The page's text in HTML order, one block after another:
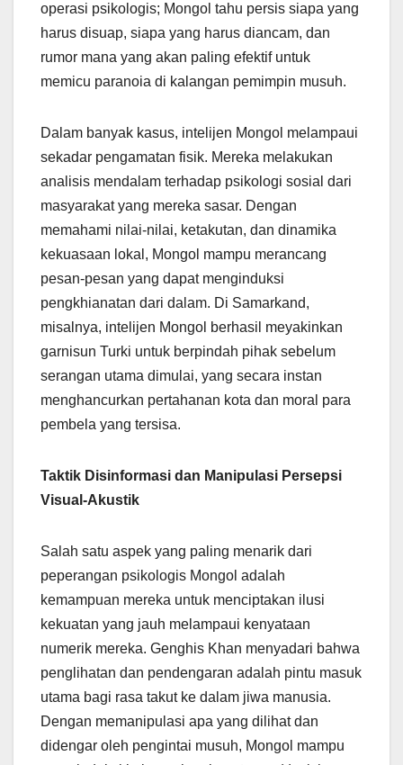
operasi psikologis; Mongol tahu persis siapa yang
harus disuap, siapa yang harus diancam, dan
rumor mana yang akan paling efektif untuk
memicu paranoia di kalangan pemimpin musuh.
Dalam banyak kasus, intelijen Mongol melampaui
sekadar pengamatan fisik. Mereka melakukan
analisis mendalam terhadap psikologi sosial dari
masyarakat yang mereka sasar. Dengan
memahami nilai-nilai, ketakutan, dan dinamika
kekuasaan lokal, Mongol mampu merancang
pesan-pesan yang dapat menginduksi
pengkhianatan dari dalam. Di Samarkand,
misalnya, intelijen Mongol berhasil meyakinkan
garnisun Turki untuk berpindah pihak sebelum
serangan utama dimulai, yang secara instan
menghancurkan pertahanan kota dan moral para
pembela yang tersisa.
Taktik Disinformasi dan Manipulasi Persepsi
Visual-Akustik
Salah satu aspek yang paling menarik dari
peperangan psikologis Mongol adalah
kemampuan mereka untuk menciptakan ilusi
kekuatan yang jauh melampaui kenyataan
numerik mereka. Genghis Khan menyadari bahwa
penglihatan dan pendengaran adalah pintu masuk
utama bagi rasa takut ke dalam jiwa manusia.
Dengan memanipulasi apa yang dilihat dan
didengar oleh pengintai musuh, Mongol mampu